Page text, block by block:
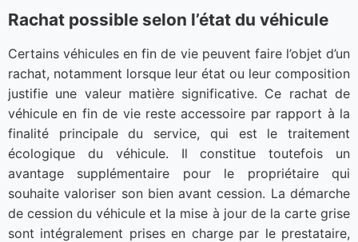
Rachat possible selon l’état du véhicule
Certains véhicules en fin de vie peuvent faire l’objet d’un
rachat, notamment lorsque leur état ou leur composition
justifie une valeur matière significative. Ce rachat de
véhicule en fin de vie reste accessoire par rapport à la
finalité principale du service, qui est le traitement
écologique du véhicule. Il constitue toutefois un
avantage supplémentaire pour le propriétaire qui
souhaite valoriser son bien avant cession. La démarche
de cession du véhicule et la mise à jour de la carte grise
sont intégralement prises en charge par le prestataire,